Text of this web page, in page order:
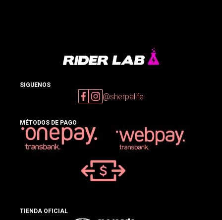
SIGUENOS
@sherpalife
MÉTODOS DE PAGO
TIENDA OFICIAL